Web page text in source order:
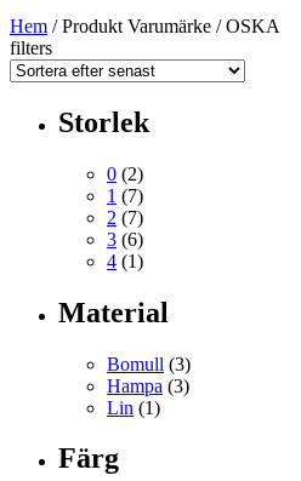
Hem / Produkt Varumärke / OSKA
filters
Storlek
0 (2)
1 (7)
2 (7)
3 (6)
4 (1)
Material
Bomull (3)
Hampa (3)
Lin (1)
Färg